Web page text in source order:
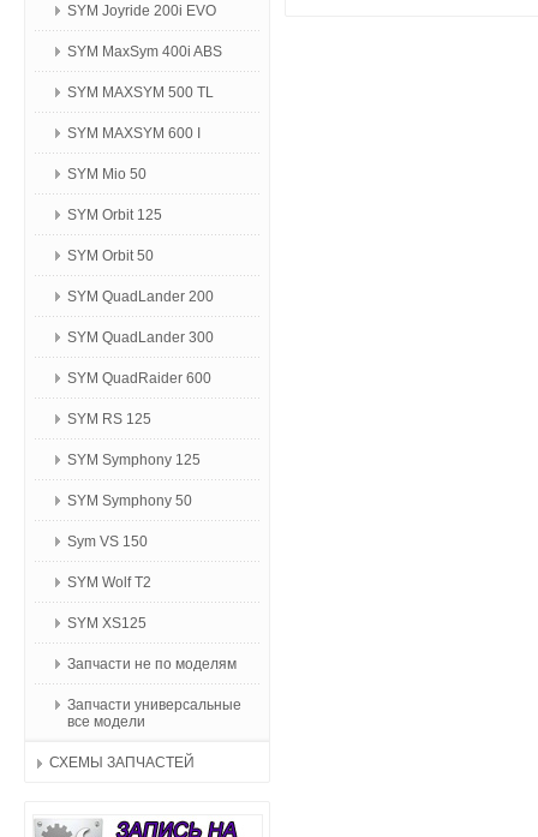
SYM Joyride 200i EVO
SYM MaxSym 400i ABS
SYM MAXSYM 500 TL
SYM MAXSYM 600 I
SYM Mio 50
SYM Orbit 125
SYM Orbit 50
SYM QuadLander 200
SYM QuadLander 300
SYM QuadRaider 600
SYM RS 125
SYM Symphony 125
SYM Symphony 50
Sym VS 150
SYM Wolf T2
SYM XS125
Запчасти не по моделям
Запчасти универсальные
все модели
СХЕМЫ ЗАПЧАСТЕЙ